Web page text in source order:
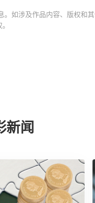
如涉及作品内容、版权和
新闻